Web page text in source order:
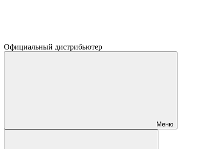
Официальный дистрибьютер
Меню